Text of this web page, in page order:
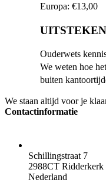
Europa: €13,00
Ouderwets
We weten hoe
buiten
We staan altijd voor je
Contactinformatie
Schillingstraat 7
2988CT Ridderkerk
Nederland